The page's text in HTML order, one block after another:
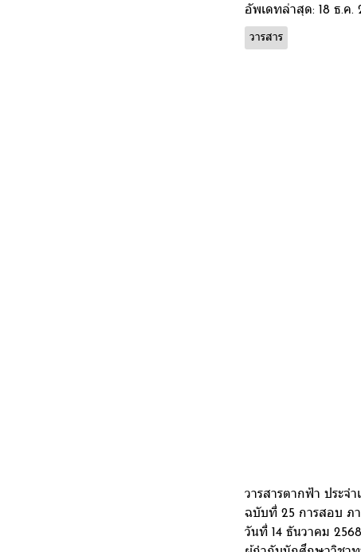
อัพเดทล่าสุด: 18 ธ.ค.
วารสาร
วารสารตากฟ้า ประจ
ฉบับที่ 25 การสอบ ภ
วันที่ 14 ธันวาคม